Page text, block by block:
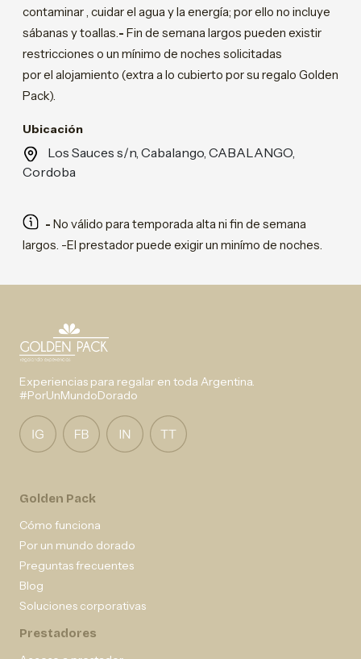
contaminar , cuidar el agua y la energía; por ello no incluye
sábanas y toallas.- Fin de semana largos pueden existir
restricciones o un mínimo de noches solicitadas
por el alojamiento (extra a lo cubierto por su regalo Golden
Pack).
Ubicación
Los Sauces s/n, Cabalango, CABALANGO,
Cordoba
- No válido para temporada alta ni fin de semana
largos. -El prestador puede exigir un minímo de noches.
Experiencias para regalar en toda Argentina.
#PorUnMundoDorado
Golden Pack
Cómo funciona
Por un mundo dorado
Preguntas frecuentes
Blog
Soluciones corporativas
Prestadores